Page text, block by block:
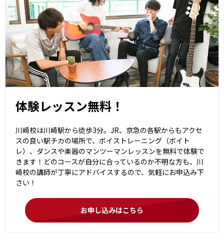
体験レッスン無料！
川崎校は川崎駅から徒歩3分。JR、京急の各駅からもアクセ
スの良い駅チカの場所で、ボイストレーニング（ボイト
レ）、ダンスや楽器のマンツーマンレッスンを無料で体験で
きます！どのコースが自分に合っているのか不明な方も、川
崎校の講師が丁寧にアドバイスするので、気軽にお申込み下
さい！
お申し込みはこちら